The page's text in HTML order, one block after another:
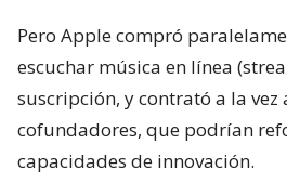
Pero Apple compró
escuchar música en línea
suscripción, y contrató a la vez
cofundadores, que podrían
capacidades de innovación.